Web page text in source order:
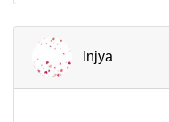
ト
す
っ
た
ら
ワ
タ
シ
Injya